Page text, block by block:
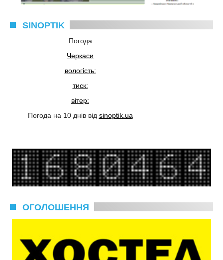
SINOPTIK
Погода
Черкаси
вологість:
тиск:
вітер:
Погода на 10 днів від sinoptik.ua
ОГОЛОШЕННЯ